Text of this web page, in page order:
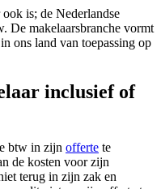
is; de Nederlandse
De makelaarsbranche vormt
ons land van toepassing op
inclusief of
btw in zijn offerte te
de kosten voor zijn
terug in zijn zak en